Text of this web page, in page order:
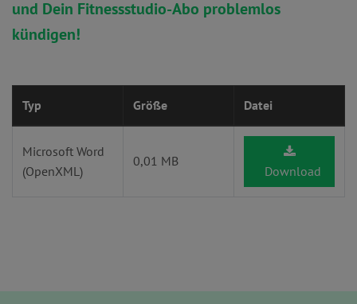
und Dein Fitnessstudio-Abo problemlos
kündigen!
Typ Größe Datei
Microsoft Word
(OpenXML)
0,01 MB
Download